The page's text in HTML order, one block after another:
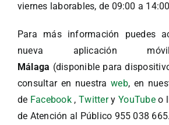
viernes laborables, de 09:00 a
Para más información puedes
nueva aplicación
Málaga (disponible para
consultar en nuestraweb, en
de Facebook,TwitteryYouTubeo
de Atención al Público 955 038 665.